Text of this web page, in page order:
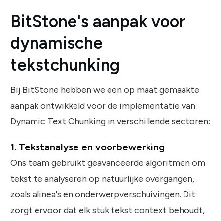
BitStone's aanpak voor
dynamische
tekstchunking
Bij BitStone hebben we een op maat gemaakte
aanpak ontwikkeld voor de implementatie van
Dynamic Text Chunking in verschillende sectoren:
1. Tekstanalyse en voorbewerking
Ons team gebruikt geavanceerde algoritmen om
tekst te analyseren op natuurlijke overgangen,
zoals alinea's en onderwerpverschuivingen. Dit
zorgt ervoor dat elk stuk tekst context behoudt,